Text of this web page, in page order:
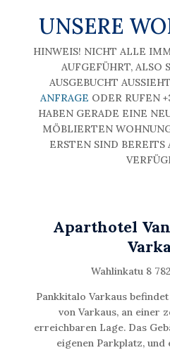
UNSERE
HINWEIS! NICHT ALLE
AUFGEFÜHRT, ALSO
AUSGEBUCHT
ANFRAGE ODER RUFEN
HABEN GERADE EINE
MÖBLIERTEN
ERSTEN SIND BEREITS
Aparthotel
Wahlinkatu 8
Pankkitalo Varkaus
von Varkaus, an einer
erreichbaren Lage. Das
eigenen Parkplatz, und